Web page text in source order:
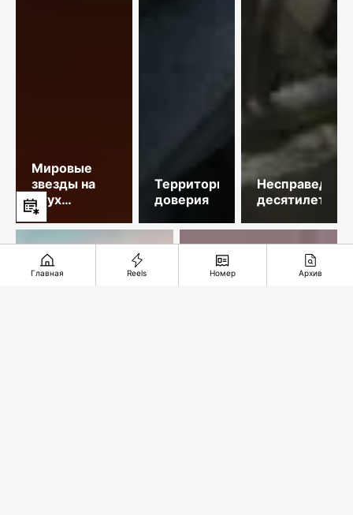
Мировые
звезды на
двух
площадках
столицы
Территория
доверия
десятилетий
Главная Reels Номер Архив